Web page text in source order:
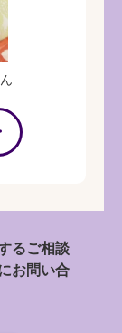
るご相談
お問い合